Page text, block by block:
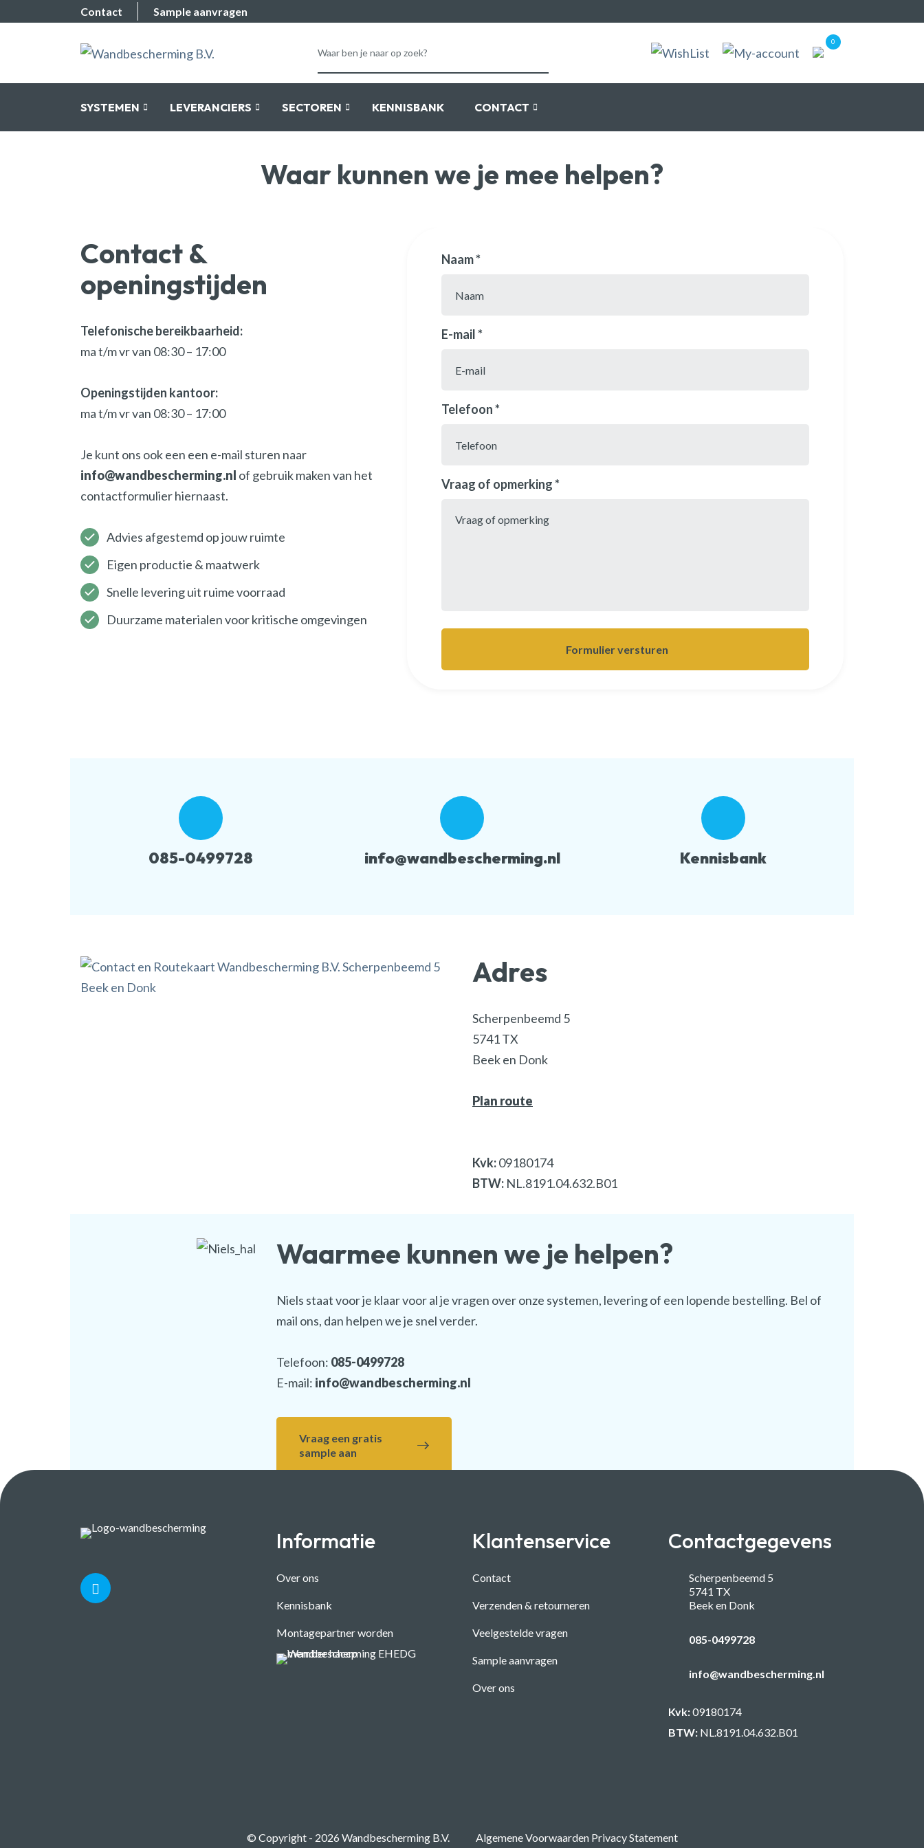
Contact Sample aanvragen
0
SYSTEMEN LEVERANCIERS SECTOREN KENNISBANK CONTACT
Waar kunnen we je mee helpen?
Contact &
openingstijden
Telefonische bereikbaarheid:
ma t/m vr van 08:30 – 17:00
Openingstijden kantoor:
ma t/m vr van 08:30 – 17:00
Je kunt ons ook een een e-mail sturen naar
info@wandbescherming.nl of gebruik maken van het
contactformulier hiernaast.
Advies afgestemd op jouw ruimte
Eigen productie & maatwerk
Snelle levering uit ruime voorraad
Duurzame materialen voor kritische omgevingen
Naam *
E-mail *
Telefoon *
Vraag of opmerking *
085-0499728 info@wandbescherming.nl Kennisbank
Adres
Scherpenbeemd 5
5741 TX
Beek en Donk
Plan route
Kvk:09180174
BTW: NL.8191.04.632.B01
Waarmee kunnen we je helpen?
Niels staat voor je klaar voor al je vragen over onze systemen, levering of een lopende bestelling. Bel of
mail ons, dan helpen we je snel verder.
Telefoon: 085-0499728
E-mail: info@wandbescherming.nl
Vraag een gratis
sample aan
Informatie
Over ons
Kennisbank
Montagepartner worden
Klantenservice
Contact
Verzenden & retourneren
Veelgestelde vragen
Sample aanvragen
Over ons
Contactgegevens
Scherpenbeemd 5
5741 TX
Beek en Donk
085-0499728
info@wandbescherming.nl
Kvk:09180174
BTW: NL.8191.04.632.B01
© Copyright - 2026 Wandbescherming B.V. Algemene Voorwaarden Privacy Statement